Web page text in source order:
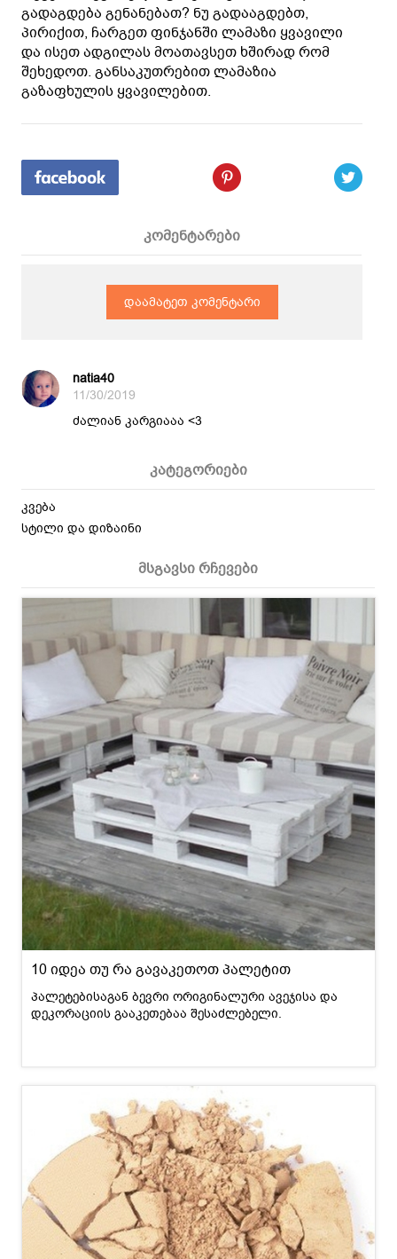
გადაგდება გენანებათ? ნუ გადააგდებთ,
პირიქით, ჩარგეთ ფინჯანში ლამაზი ყვავილი
და ისეთ ადგილას მოათავსეთ ხშირად რომ
შეხედოთ. განსაკუთრებით ლამაზია
გაზაფხულის ყვავილებით.
კომენტარები
დაამატეთ კომენტარი
natia40
11/30/2019
ძალიან კარგიააა <3
კატეგორიები
კვება
სტილი და დიზაინი
მსგავსი რჩევები
10 იდეა თუ რა გავაკეთოთ პალეტით
პალეტებისაგან ბევრი ორიგინალური ავეჯისა და
დეკორაციის გააკეთებაა შესაძლებელი.